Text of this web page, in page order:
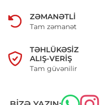
ZƏMANƏTLI
Tam zəmanət
TƏHLÜKƏSIZ
ALIŞ-VERIŞ
Tam güvənilir